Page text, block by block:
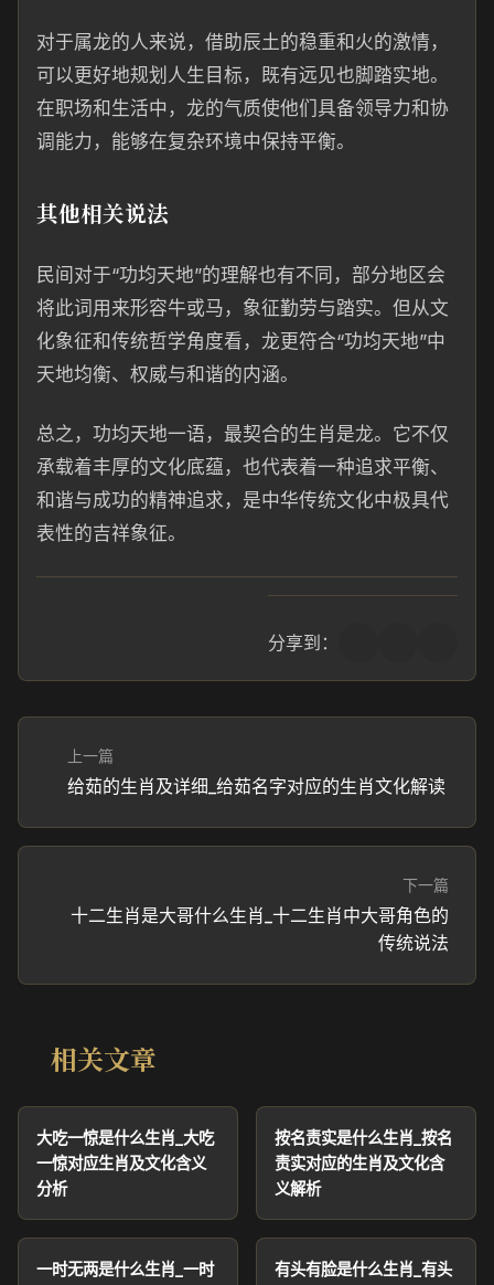
对于属龙的人来说，借助辰土的稳重和火的激情，
可以更好地规划人生目标，既有远见也脚踏实地。
在职场和生活中，龙的气质使他们具备领导力和协
调能力，能够在复杂环境中保持平衡。
其他相关说法
民间对于“功均天地”的理解也有不同，部分地区会
将此词用来形容牛或马，象征勤劳与踏实。但从文
化象征和传统哲学角度看，龙更符合“功均天地”中
天地均衡、权威与和谐的内涵。
总之，功均天地一语，最契合的生肖是龙。它不仅
承载着丰厚的文化底蕴，也代表着一种追求平衡、
和谐与成功的精神追求，是中华传统文化中极具代
表性的吉祥象征。
分享到：
上一篇
给茹的生肖及详细_给茹名字对应的生肖文化解读
下一篇
十二生肖是大哥什么生肖_十二生肖中大哥角色的
传统说法
相关文章
大吃一惊是什么生肖_大吃
一惊对应生肖及文化含义
分析
按名责实是什么生肖_按名
责实对应的生肖及文化含
义解析
一时无两是什么生肖_一时
有头有脸是什么生肖_有头